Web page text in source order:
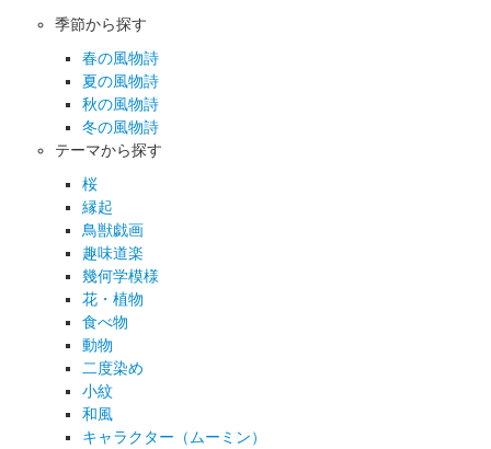
季節から探す
春の風物詩
夏の風物詩
秋の風物詩
冬の風物詩
テーマから探す
桜
縁起
鳥獣戯画
趣味道楽
幾何学模様
花・植物
食べ物
動物
二度染め
小紋
和風
キャラクター（ムーミン）